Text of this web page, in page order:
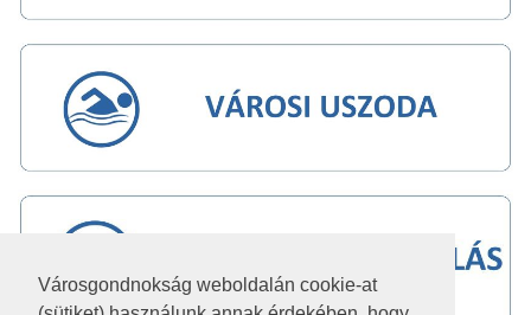
Városgondnokság weboldalán cookie-at